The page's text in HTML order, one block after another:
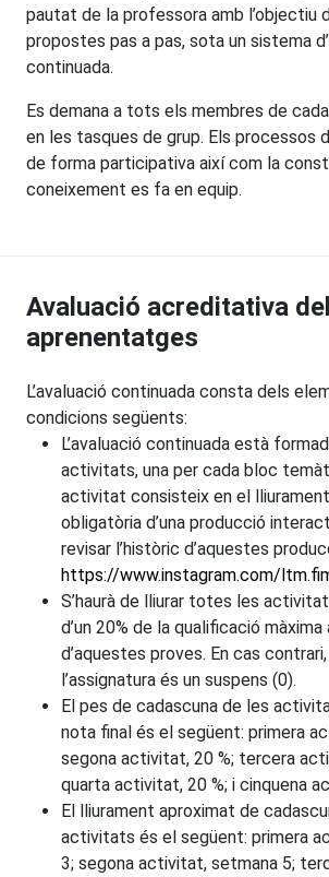
pautat de la professora amb l’objectiu
propostes pas a pas, sota un sistema
continuada.
Es demana a tots els membres de
en les tasques de grup. Els processos
de forma participativa així com la
coneixement es fa en equip.
Avaluació acreditativa
aprenentatges
L’avaluació continuada consta dels
condicions següents:
L’avaluació continuada està
activitats, una per cada bloc
activitat consisteix en el
obligatòria d’una producció
revisar l’històric d’aquestes
https://www.instagram.com/
S’haurà de lliurar totes les
d’un 20% de la qualificació
d’aquestes proves. En cas
l’assignatura és un suspens (0).
El pes de cadascuna de les
nota final és el següent: primera
segona activitat, 20 %; tercera
quarta activitat, 20 %; i cinquena
El lliurament aproximat de
activitats és el següent: primera
3; segona activitat, setmana 5;